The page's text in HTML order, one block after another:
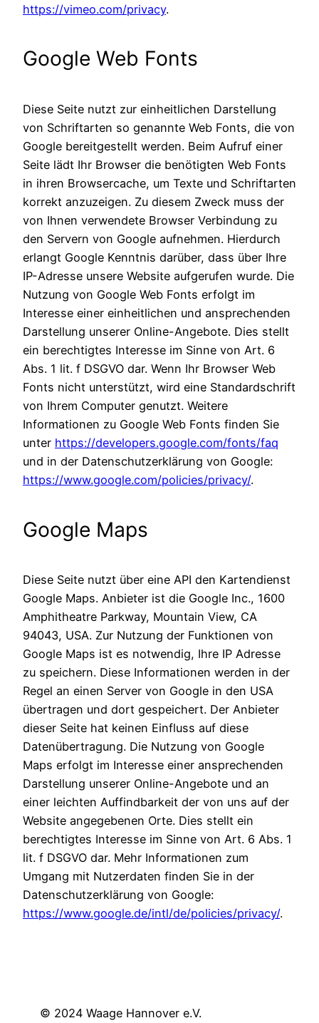
https://vimeo.com/privacy.
Google Web Fonts
Diese Seite nutzt zur einheitlichen Darstellung
von Schriftarten so genannte Web Fonts, die von
Google bereitgestellt werden. Beim Aufruf einer
Seite lädt Ihr Browser die benötigten Web Fonts
in ihren Browsercache, um Texte und Schriftarten
korrekt anzuzeigen. Zu diesem Zweck muss der
von Ihnen verwendete Browser Verbindung zu
den Servern von Google aufnehmen. Hierdurch
erlangt Google Kenntnis darüber, dass über Ihre
IP-Adresse unsere Website aufgerufen wurde. Die
Nutzung von Google Web Fonts erfolgt im
Interesse einer einheitlichen und ansprechenden
Darstellung unserer Online-Angebote. Dies stellt
ein berechtigtes Interesse im Sinne von Art. 6
Abs. 1 lit. f DSGVO dar. Wenn Ihr Browser Web
Fonts nicht unterstützt, wird eine Standardschrift
von Ihrem Computer genutzt. Weitere
Informationen zu Google Web Fonts finden Sie
unter https://developers.google.com/fonts/faq
und in der Datenschutzerklärung von Google:
https://www.google.com/policies/privacy/.
Google Maps
Diese Seite nutzt über eine API den Kartendienst
Google Maps. Anbieter ist die Google Inc., 1600
Amphitheatre Parkway, Mountain View, CA
94043, USA. Zur Nutzung der Funktionen von
Google Maps ist es notwendig, Ihre IP Adresse
zu speichern. Diese Informationen werden in der
Regel an einen Server von Google in den USA
übertragen und dort gespeichert. Der Anbieter
dieser Seite hat keinen Einfluss auf diese
Datenübertragung. Die Nutzung von Google
Maps erfolgt im Interesse einer ansprechenden
Darstellung unserer Online-Angebote und an
einer leichten Auffindbarkeit der von uns auf der
Website angegebenen Orte. Dies stellt ein
berechtigtes Interesse im Sinne von Art. 6 Abs. 1
lit. f DSGVO dar. Mehr Informationen zum
Umgang mit Nutzerdaten finden Sie in der
Datenschutzerklärung von Google:
https://www.google.de/intl/de/policies/privacy/.
© 2024 Waage Hannover e.V.